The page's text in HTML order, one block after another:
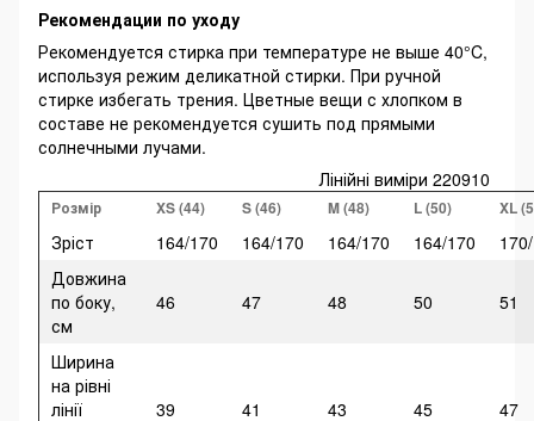
Рекомендации по уходу
Рекомендуется стирка при температуре не выше 40°C,
используя режим деликатной стирки. При ручной
стирке избегать трения. Цветные вещи с хлопком в
составе не рекомендуется сушить под прямыми
солнечными лучами.
Лінійні виміри 220910
Розмір XS (44) S (46) M (48) L (50) XL
Зріст 164/170 164/170 164/170 164/170
Довжина
по боку,
см
46 47 48 50 51
Ширина
на рівні
лінії
39 41 43 45 47